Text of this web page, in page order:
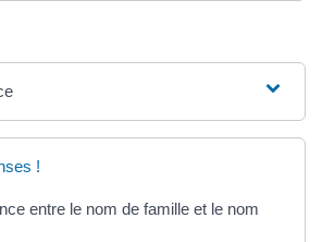
!
entre le nom de famille et le nom